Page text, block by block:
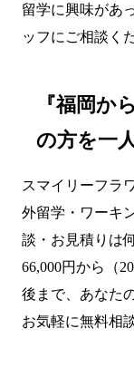
留学に興味があ
ッフにご相談く
『福岡か
の方を一
スマイリーフラ
外留学・ワーキ
談・お見積りは
66,000円から（
後まで、あなた
お気軽に無料相